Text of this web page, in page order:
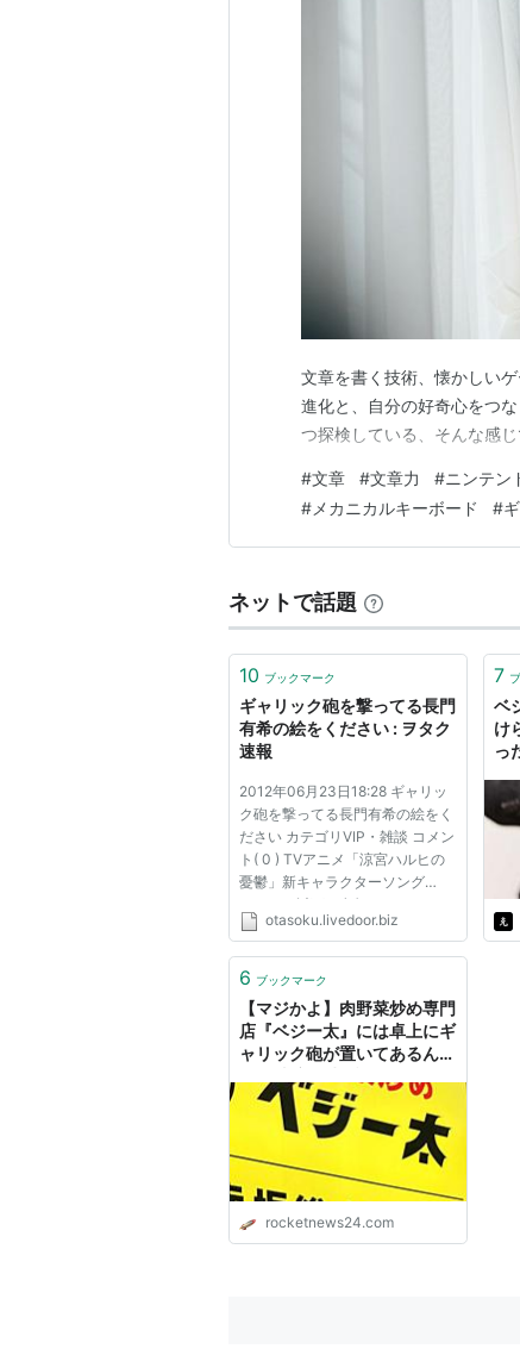
文章を書く技術、懐かしい
進化と、自分の好奇心をつ
つ探検している、そんな感じ
#文章 #文章力 #ニンテン
# メカニカルキーボード #
ネットで話題
10 ブックマーク
ギャリック砲を撃ってる長門
有希の絵をください : ヲタク
速報
2012年06月23日18:28 ギャリッ
ク砲を撃ってる長門有希の絵をく
ださい カテゴリVIP・雑談 コメン
ト( 0 ) TVアニメ「涼宮ハルヒの
憂鬱」新キャラクターソング
Vol.2 1：以下、名無しにかわりま
してVIPがお送りします：
ID:elVIjoEe0 お願いします 5：以
お送りしま...
otasoku.livedoor.biz
7
ベ
け
っ
6 ブックマーク
【マジかよ】肉野菜炒め専門
店『ベジー太』には卓上にギ
ャリック砲が置いてあるんだ
rocketnews24.com